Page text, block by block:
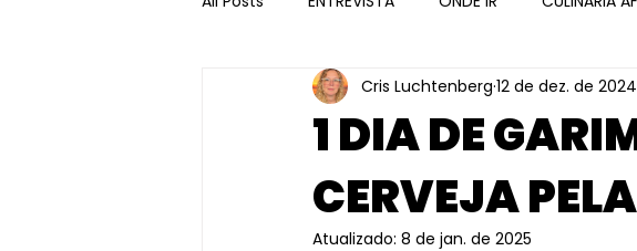
ROTEIROS RECEPTIVOS VALE EUROPEU
PARCERIAS
1 DIA DE
CERVEJA
Cris Luchtenberg 12 de dez. de 2024
Atualizado: 8 de jan. de 2025